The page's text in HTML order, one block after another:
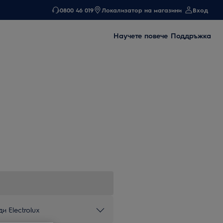
0800 46 019 Локализатор на магазини Вход
Научете повече Поддръжка
Electrolux